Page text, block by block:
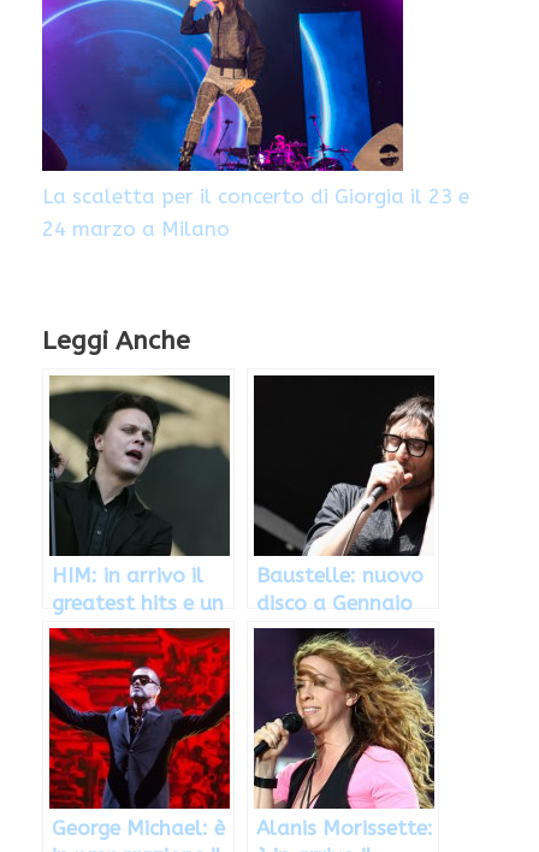
La scaletta per il concerto di Giorgia il 23 e
24 marzo a Milano
Leggi Anche
HIM: in arrivo il
greatest hits e un
nuovo disco nel
2013
Baustelle: nuovo
disco a Gennaio
2013, Foto
George Michael: è
Alanis Morissette: